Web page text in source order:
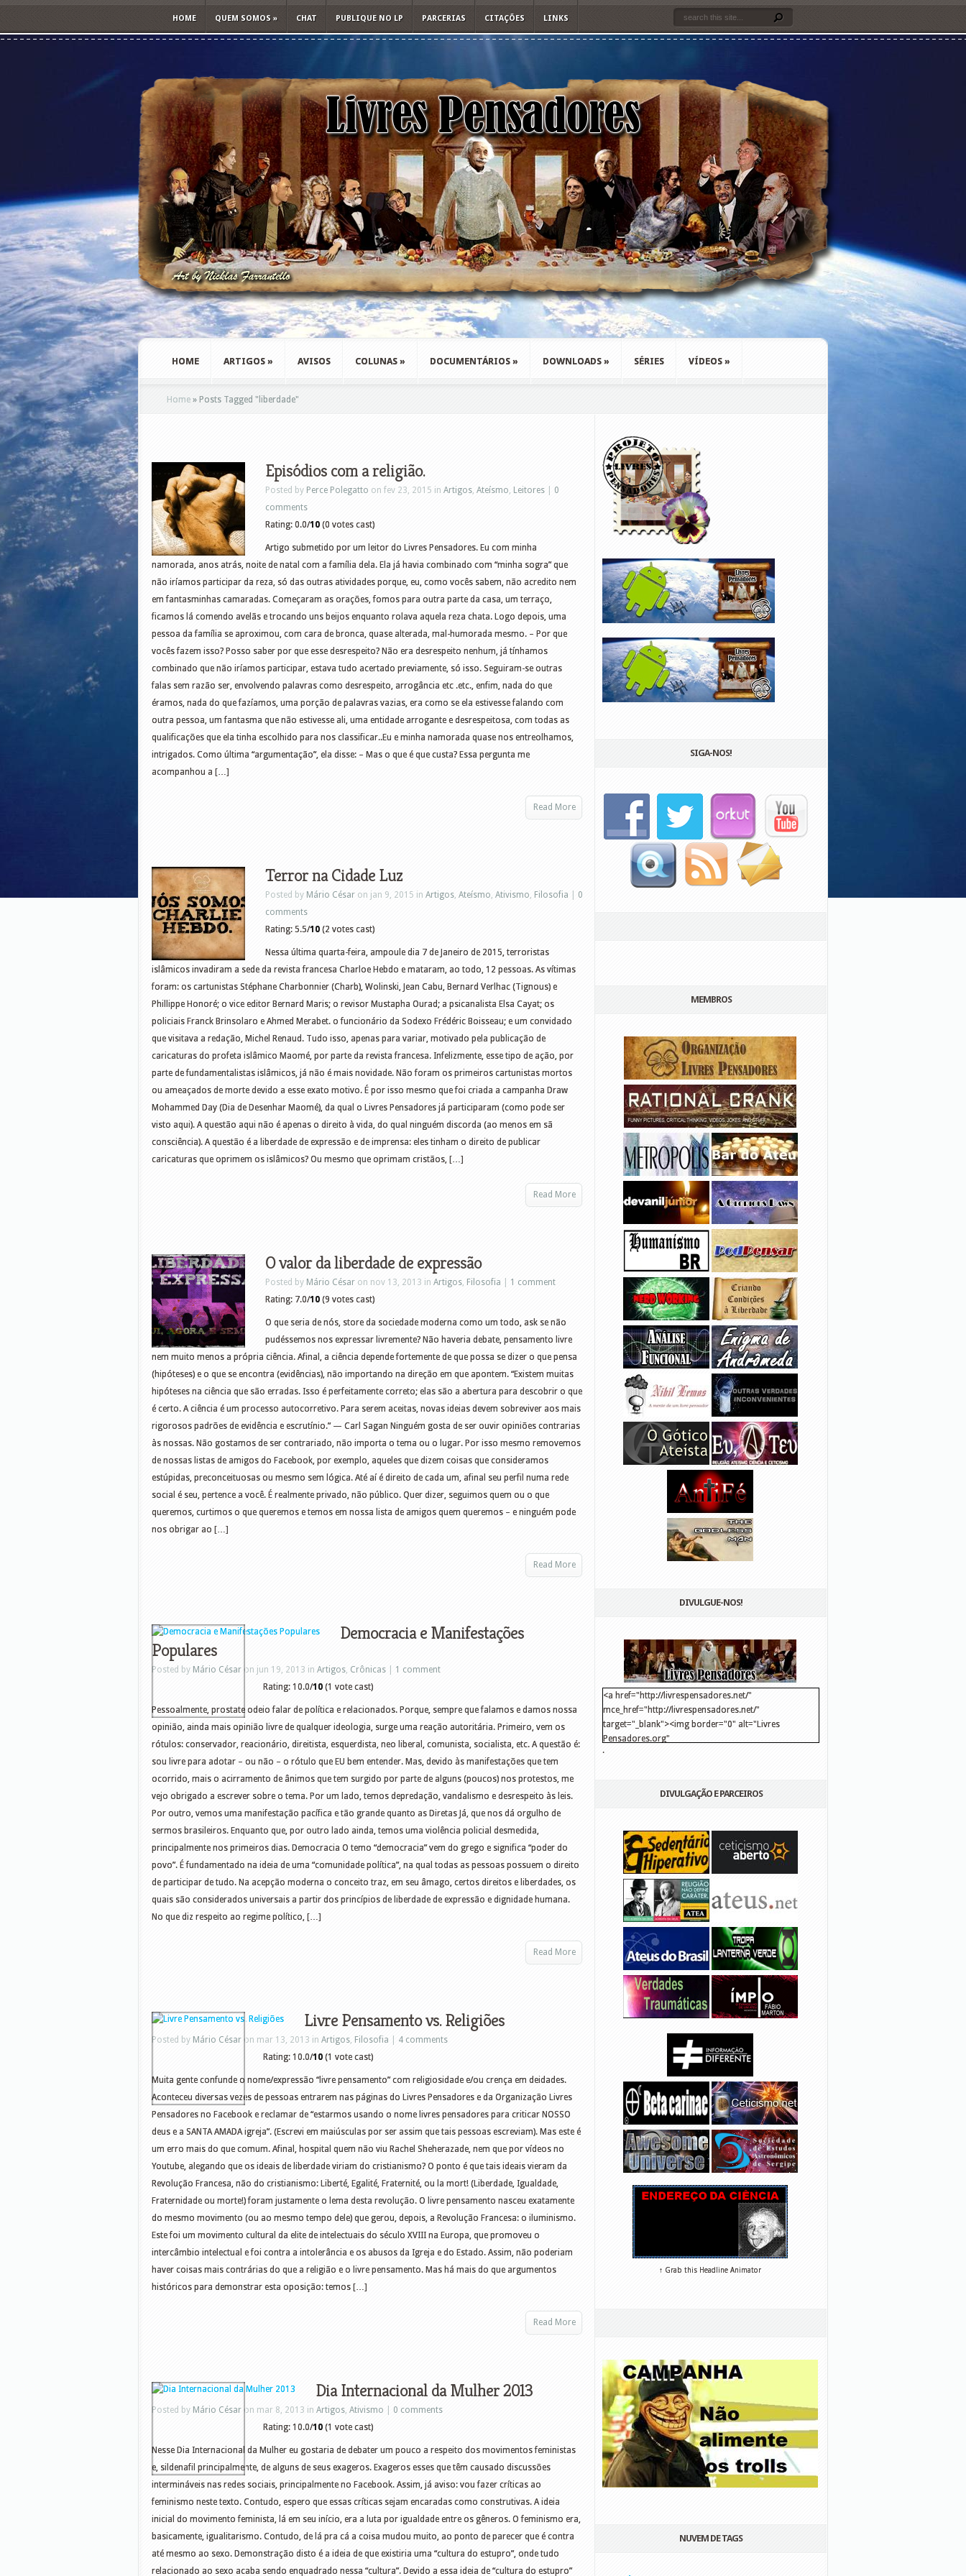
HOME QUEM SOMOS » CHAT PUBLIQUE NO LP PARCERIAS CITAÇÕES LINKS
HOME ARTIGOS » AVISOS COLUNAS » DOCUMENTÁRIOS » DOWNLOADS » SÉRIES VÍDEOS »
Home » Posts Tagged " liberdade"
Episódios com a religião.
Posted by Perce Polegatto on fev 23, 2015 in Artigos, Ateísmo, Leitores
0
comments
Rating: 0.0/10 (0 votes cast)
Artigo submetido por um leitor do Livres Pensadores. Eu com minha
namorada, anos atrás, noite de natal com a família dela. Ela já havia combinado com “minha sogra” que
não iríamos participar da reza, só das outras atividades porque, eu, como vocês sabem, não acredito nem
em fantasminhas camaradas. Começaram as orações, fomos para outra parte da casa, um terraço,
ficamos lá comendo avelãs e trocando uns beijos enquanto rolava aquela reza chata. Logo depois, uma
pessoa da família se aproximou, com cara de bronca, quase alterada, mal-humorada mesmo. – Por que
vocês fazem isso? Posso saber por que esse desrespeito? Não era desrespeito nenhum, já tínhamos
combinado que não iríamos participar, estava tudo acertado previamente, só isso. Seguiram-se outras
falas sem razão ser, envolvendo palavras como desrespeito, arrogância etc .etc., enfim, nada do que
éramos, nada do que fazíamos, uma porção de palavras vazias, era como se ela estivesse falando com
outra pessoa, um fantasma que não estivesse ali, uma entidade arrogante e desrespeitosa, com todas as
qualificações que ela tinha escolhido para nos classificar..Eu e minha namorada quase nos entreolhamos,
intrigados. Como última “argumentação”, ela disse: – Mas o que é que custa? Essa pergunta me
acompanhou a […]
Read More
Terror na Cidade Luz
Posted by Mário César on jan 9, 2015 in Artigos, Ateísmo, Ativismo, Filosofia
0
comments
Rating: 5.5/10 (2 votes cast)
Nessa última quarta-feira, ampoule dia 7 de Janeiro de 2015, terroristas
islâmicos invadiram a sede da revista francesa Charloe Hebdo e mataram, ao todo, 12 pessoas. As vítimas
foram: os cartunistas Stéphane Charbonnier (Charb), Wolinski, Jean Cabu, Bernard Verlhac (Tignous) e
Phillippe Honoré; o vice editor Bernard Maris; o revisor Mustapha Ourad; a psicanalista Elsa Cayat; os
policiais Franck Brinsolaro e Ahmed Merabet. o funcionário da Sodexo Frédéric Boisseau; e um convidado
que visitava a redação, Michel Renaud. Tudo isso, apenas para variar, motivado pela publicação de
caricaturas do profeta islâmico Maomé, por parte da revista francesa. Infelizmente, esse tipo de ação, por
parte de fundamentalistas islâmicos, já não é mais novidade. Não foram os primeiros cartunistas mortos
ou ameaçados de morte devido a esse exato motivo. É por isso mesmo que foi criada a campanha Draw
Mohammed Day (Dia de Desenhar Maomé), da qual o Livres Pensadores já participaram (como pode ser
visto aqui). A questão aqui não é apenas o direito à vida, do qual ninguém discorda (ao menos em sã
consciência). A questão é a liberdade de expressão e de imprensa: eles tinham o direito de publicar
caricaturas que oprimem os islâmicos? Ou mesmo que oprimam cristãos, […]
Read More
O valor da liberdade de expressão
Posted by Mário César on nov 13, 2013 in Artigos, Filosofia
1 comment
Rating: 7.0/10 (9 votes cast)
O que seria de nós, store da sociedade moderna como um todo, ask se não
pudéssemos nos expressar livremente? Não haveria debate, pensamento livre
nem muito menos a própria ciência. Afinal, a ciência depende fortemente de que possa se dizer o que pensa
(hipóteses) e o que se encontra (evidências), não importando na direção em que apontem. “Existem muitas
hipóteses na ciência que são erradas. Isso é perfeitamente correto; elas são a abertura para descobrir o que
é certo. A ciência é um processo autocorretivo. Para serem aceitas, novas ideias devem sobreviver aos mais
rigorosos padrões de evidência e escrutínio.” — Carl Sagan Ninguém gosta de ser ouvir opiniões contrarias
às nossas. Não gostamos de ser contrariado, não importa o tema ou o lugar. Por isso mesmo removemos
de nossas listas de amigos do Facebook, por exemplo, aqueles que dizem coisas que consideramos
estúpidas, preconceituosas ou mesmo sem lógica. Até aí é direito de cada um, afinal seu perfil numa rede
social é seu, pertence a você. É realmente privado, não público. Quer dizer, seguimos quem ou o que
queremos, curtimos o que queremos e temos em nossa lista de amigos quem queremos – e ninguém pode
nos obrigar ao […]
Read More
Democracia e Manifestações
Populares
Posted by Mário César on jun 19, 2013 in Artigos, Crônicas
1 comment
Rating: 10.0/10 (1 vote cast)
Pessoalmente, prostate odeio falar de política e relacionados. Porque, sempre que falamos e damos nossa
opinião, ainda mais opinião livre de qualquer ideologia, surge uma reação autoritária. Primeiro, vem os
rótulos: conservador, reacionário, direitista, esquerdista, neo liberal, comunista, socialista, etc. A questão é:
sou livre para adotar – ou não – o rótulo que EU bem entender. Mas, devido às manifestações que tem
ocorrido, mais o acirramento de ânimos que tem surgido por parte de alguns (poucos) nos protestos, me
vejo obrigado a escrever sobre o tema. Por um lado, temos depredação, vandalismo e desrespeito às leis.
Por outro, vemos uma manifestação pacífica e tão grande quanto as Diretas Já, que nos dá orgulho de
sermos brasileiros. Enquanto que, por outro lado ainda, temos uma violência policial desmedida,
principalmente nos primeiros dias. Democracia O temo “democracia” vem do grego e significa “poder do
povo”. É fundamentado na ideia de uma “comunidade política”, na qual todas as pessoas possuem o direito
de participar de tudo. Na acepção moderna o conceito traz, em seu âmago, certos direitos e liberdades, os
quais são considerados universais a partir dos princípios de liberdade de expressão e dignidade humana.
No que diz respeito ao regime político, […]
Read More
Livre Pensamento vs. Religiões
Posted by Mário César on mar 13, 2013 in Artigos, Filosofia
4 comments
Rating: 10.0/10 (1 vote cast)
Muita gente confunde o nome/expressão “livre pensamento” com religiosidade e/ou crença em deidades.
Aconteceu diversas vezes de pessoas entrarem nas páginas do Livres Pensadores e da Organização Livres
Pensadores no Facebook e reclamar de “estarmos usando o nome livres pensadores para criticar NOSSO
deus e a SANTA AMADA igreja”. (Escrevi em maiúsculas por ser assim que tais pessoas escreviam). Mas este é
um erro mais do que comum. Afinal, hospital quem não viu Rachel Sheherazade, nem que por vídeos no
Youtube, alegando que os ideais de liberdade viriam do cristianismo? O ponto é que tais ideais vieram da
Revolução Francesa, não do cristianismo: Liberté, Egalité, Fraternité, ou la mort! (Liberdade, Igualdade,
Fraternidade ou morte!) foram justamente o lema desta revolução. O livre pensamento nasceu exatamente
do mesmo movimento (ou ao mesmo tempo dele) que gerou, depois, a Revolução Francesa: o iluminismo.
Este foi um movimento cultural da elite de intelectuais do século XVIII na Europa, que promoveu o
intercâmbio intelectual e foi contra a intolerância e os abusos da Igreja e do Estado. Assim, não poderiam
haver coisas mais contrárias do que a religião e o livre pensamento. Mas há mais do que argumentos
históricos para demonstrar esta oposição: temos […]
Read More
Dia Internacional da Mulher 2013
Posted by Mário César on mar 8, 2013 in Artigos, Ativismo
0 comments
Rating: 10.0/10 (1 vote cast)
Nesse Dia Internacional da Mulher eu gostaria de debater um pouco a respeito dos movimentos feministas
e, sildenafil principalmente, de alguns de seus exageros. Exageros esses que têm causado discussões
intermináveis nas redes sociais, principalmente no Facebook. Assim, já aviso: vou fazer críticas ao
feminismo neste texto. Contudo, espero que essas críticas sejam encaradas como construtivas. A ideia
inicial do movimento feminista, lá em seu início, era a luta por igualdade entre os gêneros. O feminismo era,
basicamente, igualitarismo. Contudo, de lá pra cá a coisa mudou muito, ao ponto de parecer que é contra
até mesmo ao sexo. Demonstração disto é a ideia de que existiria uma “cultura do estupro”, onde tudo
relacionado ao sexo acaba sendo enquadrado nessa “cultura”. Devido a essa ideia de “cultura do estupro”
SIGA-NOS!
MEMBROS
DIVULGUE-NOS!
<a href="http://livrespensadores.net/"
mce_href="http://livrespensadores.net/"
target="_blank"><img border="0" alt="Livres
Pensadores.org"
src="http://lh6.ggpht.com/_25pDjsdjolQ/TNSgK1CylTI/AAAAAAAAAFk/u8d6kvYMhVc/
.
DIVULGAÇÃO E PARCEIROS
↑ Grab this Headline Animator
NUVEM DE TAGS